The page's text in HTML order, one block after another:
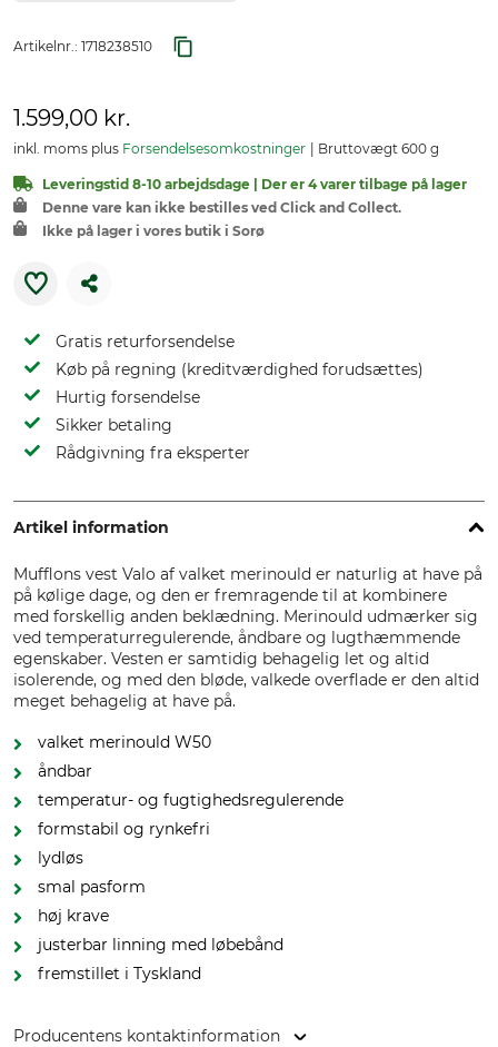
Artikelnr.: 1718238510
1.599,00 kr.
inkl. moms plus Forsendelsesomkostninger Bruttovægt 600 g
Leveringstid 8-10 arbejdsdage | Der er 4 varer tilbage på lager
Denne vare kan ikke bestilles ved Click and Collect.
Ikke på lager i vores butik i Sorø
Gratis returforsendelse
Køb på regning (kreditværdighed forudsættes)
Hurtig forsendelse
Sikker betaling
Rådgivning fra eksperter
Artikel information
Mufflons vest Valo af valket merinould er naturlig at have på
på kølige dage, og den er fremragende til at kombinere
med forskellig anden beklædning. Merinould udmærker sig
ved temperaturregulerende, åndbare og lugthæmmende
egenskaber. Vesten er samtidig behagelig let og altid
isolerende, og med den bløde, valkede overflade er den altid
meget behagelig at have på.
valket merinould W50
åndbar
temperatur- og fugtighedsregulerende
formstabil og rynkefri
lydløs
smal pasform
høj krave
justerbar linning med løbebånd
fremstillet i Tyskland
Producentens kontaktinformation